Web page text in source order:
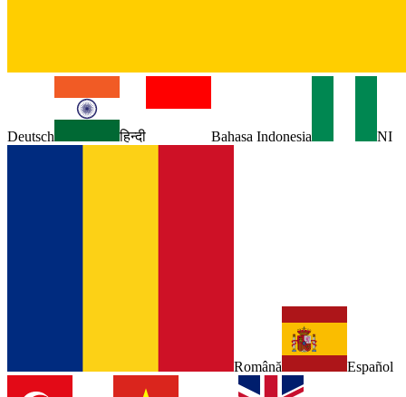
Deutsch हिन्दी Bahasa Indonesia NI
Română Español